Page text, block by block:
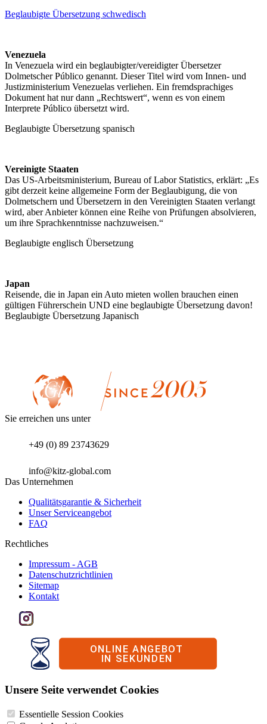
Beglaubigte Übersetzung schwedisch
Venezuela
In Venezuela wird ein beglaubigter/vereidigter Übersetzer
Dolmetscher Público genannt. Dieser Titel wird vom Innen- und
Justizministerium Venezuelas verliehen. Ein fremdsprachiges
Dokument hat nur dann „Rechtswert“, wenn es von einem
Interprete Público übersetzt wird.
Beglaubigte Übersetzung spanisch
Vereinigte Staaten
Das US-Arbeitsministerium, Bureau of Labor Statistics, erklärt: „Es
gibt derzeit keine allgemeine Form der Beglaubigung, die von
Dolmetschern und Übersetzern in den Vereinigten Staaten verlangt
wird, aber Anbieter können eine Reihe von Prüfungen absolvieren,
um ihre Sprachkenntnisse nachzuweisen.“
Beglaubigte englisch Übersetzung
Japan
Reisende, die in Japan ein Auto mieten wollen brauchen einen
gültigen Führerschein UND eine beglaubigte Übersetzung davon!
Beglaubigte Übersetzung Japanisch
Sie erreichen uns unter
+49 (0) 89 23743629
info@kitz-global.com
Das Unternehmen
Qualitätsgarantie & Sicherheit
Unser Serviceangebot
FAQ
Rechtliches
Impressum - AGB
Datenschutzrichtlinien
Sitemap
Kontakt
Unsere Seite verwendet Cookies
Essentielle Session Cookies